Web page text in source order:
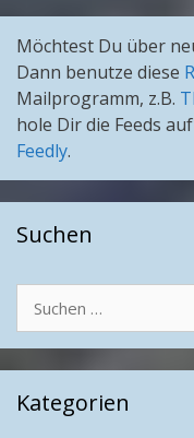
Möchtest Du über
Dann benutze diese
Mailprogramm, z.B.
hole Dir die Feeds
Feedly.
Suchen
nach:
Kategorien